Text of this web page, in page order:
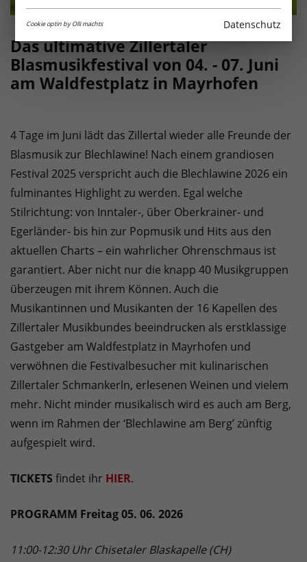
Das ultimative Zillertaler
Blasmusikfestival von 04. - 07. Juni
am Waldfestplatz in Mayrhofen
4 Tage im Juni lädt das Zillertal wieder alle Freunde der
Blasmusik zur Blechlawine! Nach einem grandiosen
Festival 2025 verspricht auch die Blechlawine 2026 ein
fulminantes Highlight zu werden. Egal welche
Stilrichtung: von Inntaler-, über Oberkrainer- und
Egerländer- bis hin zur Popmusik und Hits aus den
aktuellen Charts – ein wahrlicher Ohrenschmaus ist
garantiert. Aber nicht nur die knapp 40 Musikgruppen
überzeugen mit ihrem Können. Auch die
Musikantinnen und Musikanten der 16 Kapellen des
Zillertaler Musikbundes beeindrucken als erstklassige
Gastgeber am Waldfestplatz in Mayrhofen und
verwöhnen die Festivalbesucher mit kulinarischen
Zillertaler Schmankerln, erlesenen Weinen und vielem
mehr. Nicht minder musikalisch wird es auch am Berg,
wenn im Rahmen der ‘Blechlawine am Berg’ zünftig
aufgespielt wird.
TICKETS findet ihr HIER.
PROGRAMM Freitag 05. 06. 2026
11:00-12:30 Uhr Chisetaler Blaskapelle (CH)
Cookie optin by Olli machts Datenschutz